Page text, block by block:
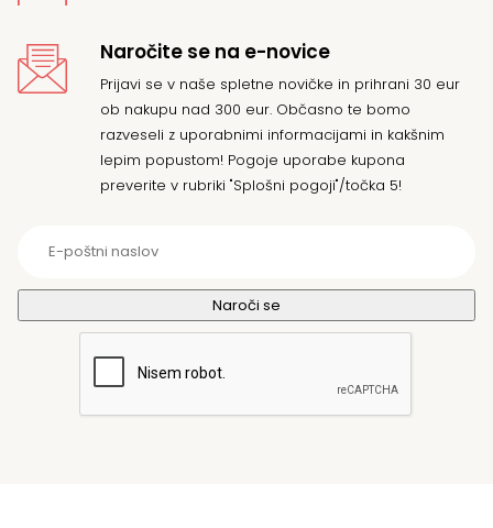
Naročite se na e-novice
Prijavi se v naše spletne novičke in prihrani 30 eur
ob nakupu nad 300 eur. Občasno te bomo
razveseli z uporabnimi informacijami in kakšnim
lepim popustom! Pogoje uporabe kupona
preverite v rubriki "Splošni pogoji"/točka 5!